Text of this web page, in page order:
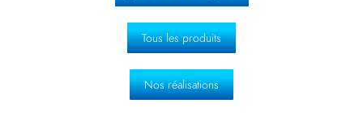
Tous les produits
Nos réalisations